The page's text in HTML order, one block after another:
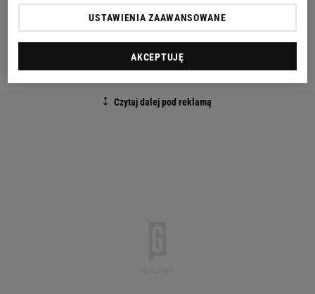
Gratulujemy Pani Igo! Trzymamy kciuki za finał!
Dziękujemy za piękne reprezentowanie Polski -
napisał na Twitterze Duda.
USTAWIENIA ZAAWANSOWANE
AKCEPTUJĘ